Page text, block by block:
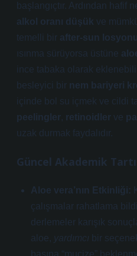
başlangıçtır. Ardından hafif
alkol oranı düşük ve
temelli bir after-sun losyonu
ısınma sürüyorsa üstüne
ince tabaka olarak
besleyici bir nem bariyeri
içinde bol su içmek ve cildi
peelingler, retinoidler ve
uzak durmak faydalıdır.
Güncel Akademik
Aloe vera’nın Etkinliği:
çalışmalar rahatlama
derlemeler karışık
aloe, yardımcı bir
başına “mucize”